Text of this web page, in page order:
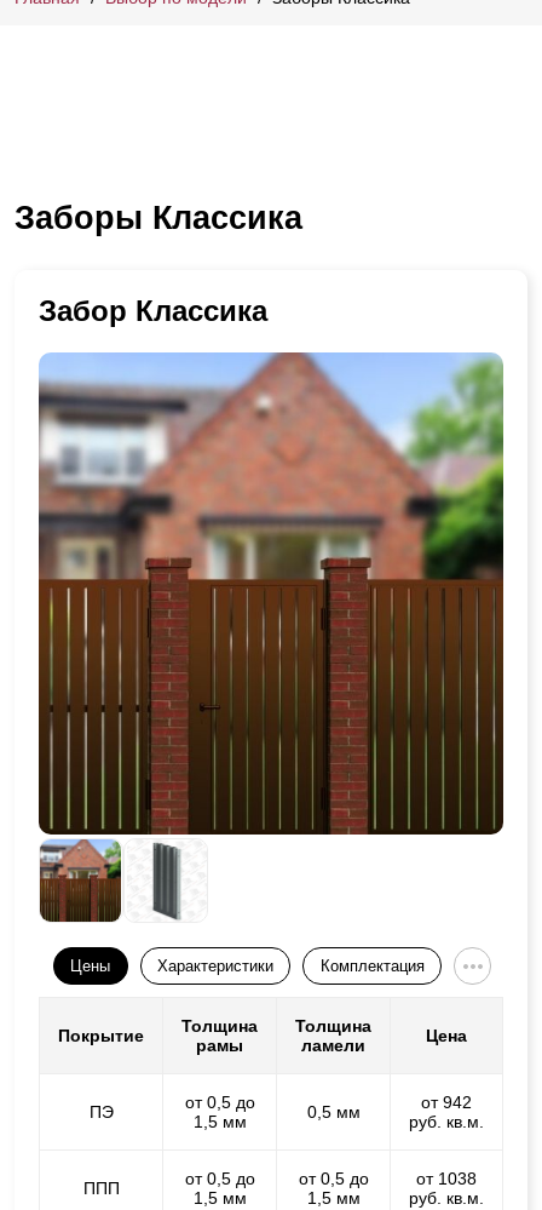
Заборы Классика
Забор Классика
Цены Характеристики Комплектация
Покрытие
Толщина
рамы
Толщина
ламели
Цена
ПЭ
от 0,5 до
1,5 мм
0,5 мм
от 942
руб. кв.м.
ППП
от 0,5 до
1,5 мм
от 0,5 до
1,5 мм
от 1038
руб. кв.м.